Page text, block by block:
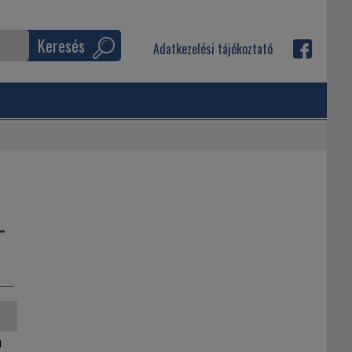
Keresés Adatkezelési tájékoztató